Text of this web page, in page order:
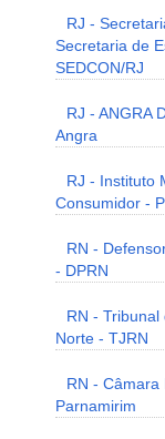
RJ -
Secretaria de
SEDCON/RJ
RJ - ANGRA
Angra
RJ - Instituto
Consumidor -
RN -
- DPRN
RN -
Norte - TJRN
RN -
Parnamirim